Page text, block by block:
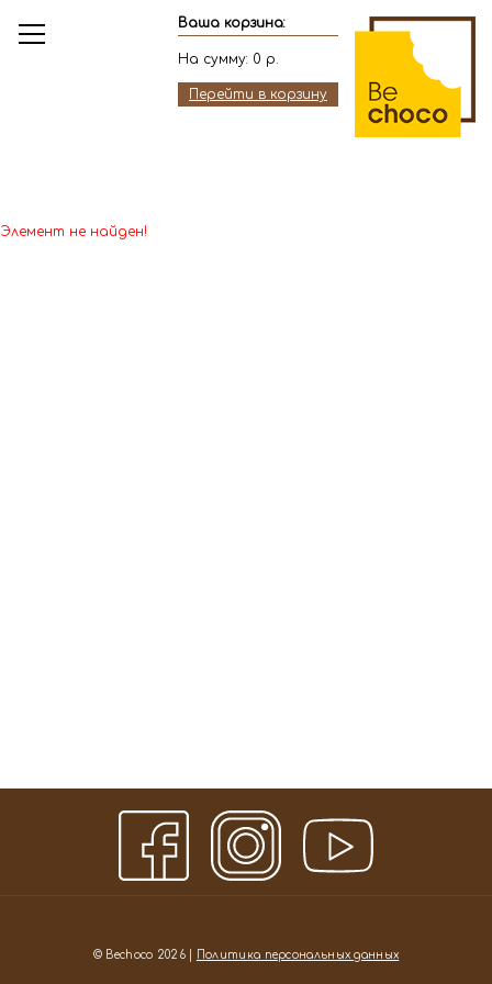
Ваша корзина:
На сумму: 0 р.
Перейти в корзину
Элемент не найден!
© Bechoco 2026 | Политика персональных данных